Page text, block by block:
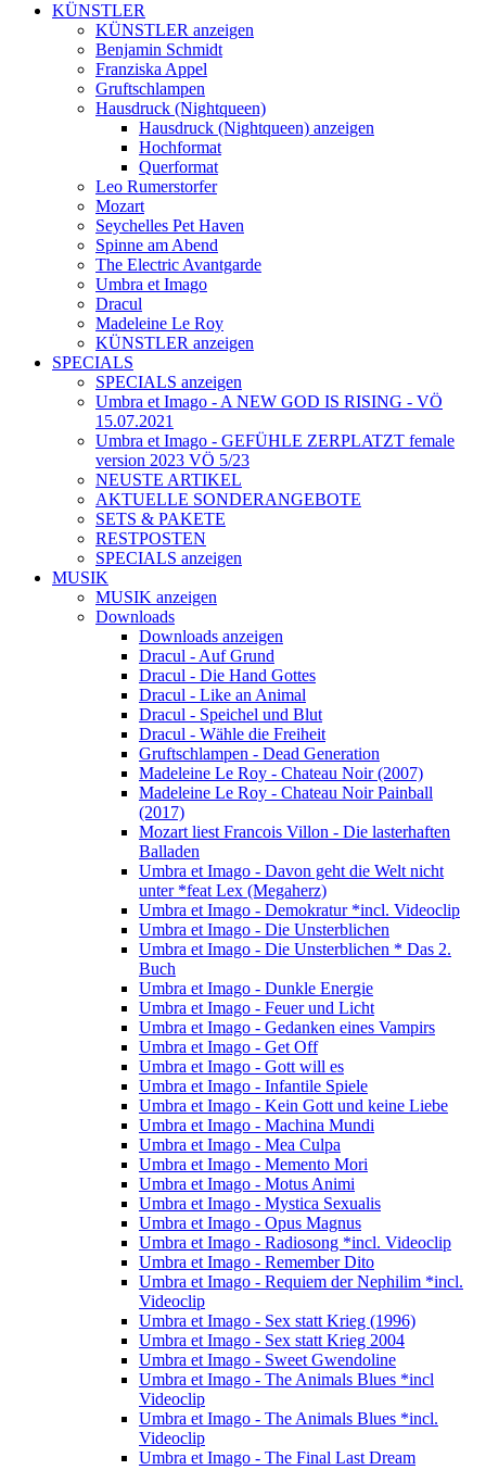
KÜNSTLER
KÜNSTLER anzeigen
Benjamin Schmidt
Franziska Appel
Gruftschlampen
Hausdruck (Nightqueen)
Hausdruck (Nightqueen) anzeigen
Hochformat
Querformat
Leo Rumerstorfer
Mozart
Seychelles Pet Haven
Spinne am Abend
The Electric Avantgarde
Umbra et Imago
Dracul
Madeleine Le Roy
KÜNSTLER anzeigen
SPECIALS
SPECIALS anzeigen
Umbra et Imago - A NEW GOD IS RISING - VÖ
15.07.2021
Umbra et Imago - GEFÜHLE ZERPLATZT female
version 2023 VÖ 5/23
NEUSTE ARTIKEL
AKTUELLE SONDERANGEBOTE
SETS & PAKETE
RESTPOSTEN
SPECIALS anzeigen
MUSIK
MUSIK anzeigen
Downloads
Downloads anzeigen
Dracul - Auf Grund
Dracul - Die Hand Gottes
Dracul - Like an Animal
Dracul - Speichel und Blut
Dracul - Wähle die Freiheit
Gruftschlampen - Dead Generation
Madeleine Le Roy - Chateau Noir (2007)
Madeleine Le Roy - Chateau Noir Painball
(2017)
Mozart liest Francois Villon - Die lasterhaften
Balladen
Umbra et Imago - Davon geht die Welt nicht
unter *feat Lex (Megaherz)
Umbra et Imago - Demokratur *incl. Videoclip
Umbra et Imago - Die Unsterblichen
Umbra et Imago - Die Unsterblichen * Das 2.
Buch
Umbra et Imago - Dunkle Energie
Umbra et Imago - Feuer und Licht
Umbra et Imago - Gedanken eines Vampirs
Umbra et Imago - Get Off
Umbra et Imago - Gott will es
Umbra et Imago - Infantile Spiele
Umbra et Imago - Kein Gott und keine Liebe
Umbra et Imago - Machina Mundi
Umbra et Imago - Mea Culpa
Umbra et Imago - Memento Mori
Umbra et Imago - Motus Animi
Umbra et Imago - Mystica Sexualis
Umbra et Imago - Opus Magnus
Umbra et Imago - Radiosong *incl. Videoclip
Umbra et Imago - Remember Dito
Umbra et Imago - Requiem der Nephilim *incl.
Videoclip
Umbra et Imago - Sex statt Krieg (1996)
Umbra et Imago - Sex statt Krieg 2004
Umbra et Imago - Sweet Gwendoline
Umbra et Imago - The Animals Blues *incl
Videoclip
Umbra et Imago - The Animals Blues *incl.
Videoclip
Umbra et Imago - The Final Last Dream